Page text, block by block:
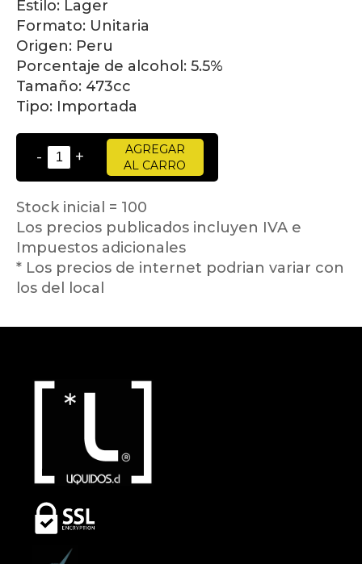
Estilo: Lager
Formato: Unitaria
Origen: Peru
Porcentaje de alcohol: 5.5%
Tamaño: 473cc
Tipo: Importada
- +
AGREGAR
AL CARRO
Stock inicial = 100
Los precios publicados incluyen IVA e
Impuestos adicionales
* Los precios de internet podrian variar con
los del local